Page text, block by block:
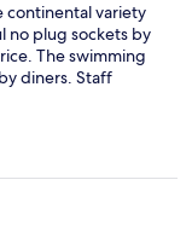
continental variety
no plug sockets by
The swimming
diners. Staff